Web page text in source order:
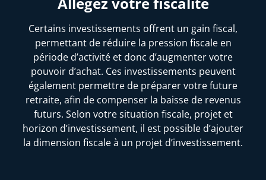
Certains investissements offrent un gain fiscal,
permettant de réduire la pression fiscale en
période d’activité et donc d’augmenter votre
pouvoir d’achat. Ces investissements peuvent
également permettre de préparer votre future
retraite, afin de compenser la baisse de revenus
futurs. Selon votre situation fiscale, projet et
horizon d’investissement, il est possible d’ajouter
la dimension fiscale à un projet d’investissement.